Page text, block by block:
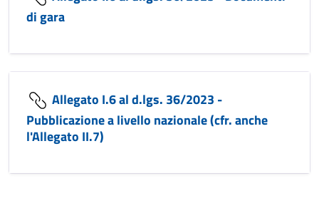
di gara
Allegato I.6 al d.lgs. 36/2023 -
Pubblicazione a livello nazionale (cfr. anche
l'Allegato II.7)